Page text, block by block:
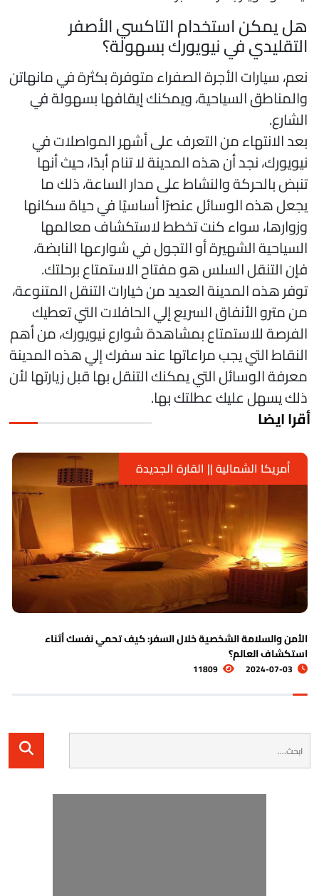
يمكن استخدام التاكسي الأصفر
في نيويورك بسهولة؟
سيارات الأجرة الصفراء متوفرة بكثرة في مانهاتن
السياحية، ويمكنك إيقافها بسهولة في
الانتهاء من التعرف على أشهر المواصلات في
نجد أن هذه المدينة لا تنام أبدًا، حيث أنها
بالحركة والنشاط على مدار الساعة، ذلك ما
هذه الوسائل عنصرًا أساسيًا في حياة سكانها
سواء كنت تخطط لاستكشاف معالمها
الشهيرة أو التجول في شوارعها النابضة،
التنقل السلس هو مفتاح الاستمتاع برحلتك.
هذه المدينة العديد من خيارات التنقل المتنوعة،
مترو الأنفاق السريع إلي الحافلات التي تعطيك
للاستمتاع بمشاهدة شوارع نيويورك، من أهم
التي يجب مراعاتها عند سفرك إلي هذه المدينة
الوسائل التي يمكنك التنقل بها قبل زيارتها لأن
يسهل عليك عطلتك بها.
ايضا
أمريكا الشمالية || القارة الجديدة
والسلامة الشخصية خلال السفر: كيف تحمي نفسك أثناء
العالم؟
2024-07-03
11809